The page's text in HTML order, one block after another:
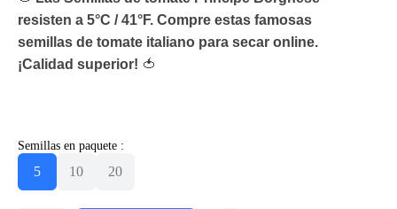
resisten a 5°C / 41°F. Compre estas famosas
semillas de tomate italiano para secar online.
¡Calidad superior! 🍅
Semillas en paquete :
5 10 20